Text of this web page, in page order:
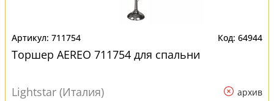
711754 64944
Торшер AEREO 711754 для спальни
Lightstar (Италия) архив